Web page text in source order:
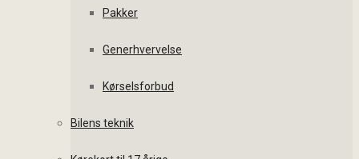
Pakker
Generhvervelse
Kørselsforbud
Bilens teknik